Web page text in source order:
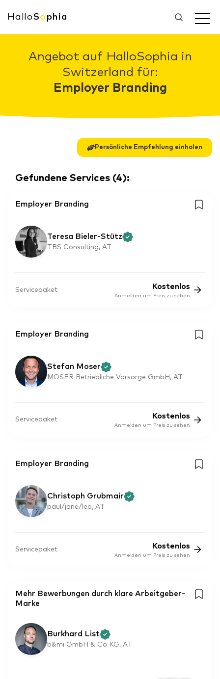
HalloSo phia
Angebot auf HalloSophia in
Switzerland für:
Employer Branding
Persönliche Empfehlung einholen
Gefundene Services (4):
Employer Branding
Teresa Bieler-Stütz
TBS Consulting, AT
Servicepaket Kostenlos
Anmelden um Preis zu sehen
Employer Branding
Stefan Moser
MOSER Betriebliche Vorsorge GmbH, AT
Servicepaket Kostenlos
Anmelden um Preis zu sehen
Employer Branding
Christoph Grubmair
paul/jane/leo, AT
Servicepaket Kostenlos
Anmelden um Preis zu sehen
Mehr Bewerbungen durch klare Arbeitgeber-
Marke
Burkhard List
b&mi GmbH & Co KG, AT